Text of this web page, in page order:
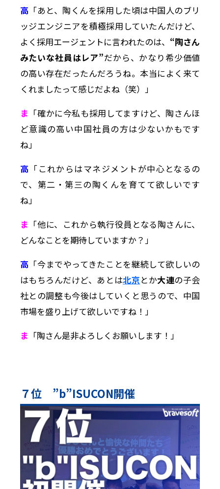
高 「あと、陶くんを採用した頃は中国人のブリ
ッジエンジニアを積極採用していたんだけど、
よく採用エージェントに言われたのは、 “陶さん
みたいな社員はレア”だから、かなり希少価値
の高い存在だったんだろうね。本当によく来て
くれましたって感じだよね（笑）」
ま 「確かに今私も採用してますけど、陶さんほ
ど意識の高い中国社員の方は少ないかもです
ね」
高 「これからはマネジメントが中心となるの
で、第二・第三の陶くんを育てて欲しいです
ね」
ま 「他に、これから執行役員となる陶さんに、
どんなことを期待していますか？」
高 「今までやってきたことを継続して欲しいの
はもちろんだけど、あとは北京とか大連の子会
社との調整も今後はしていくと思うので、中国
市場を盛り上げて欲しいですね！」
ま 「陶さん是非よろしくお願いします！」
７位 ”b”ISUCON開催